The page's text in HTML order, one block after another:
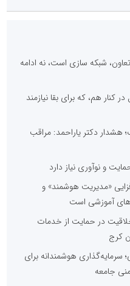
شبکه سازی است، نه ادامه
هم، که برای بقا نیازمند
دکتر یاراحمد: مراقب
و نوآوری نیاز دارد
«مدیریت هوشمند» و
آموزشی است
در حمایت از خدمات
کرج
سرمایه‌گذاری هوشمندانه برای
جامعه